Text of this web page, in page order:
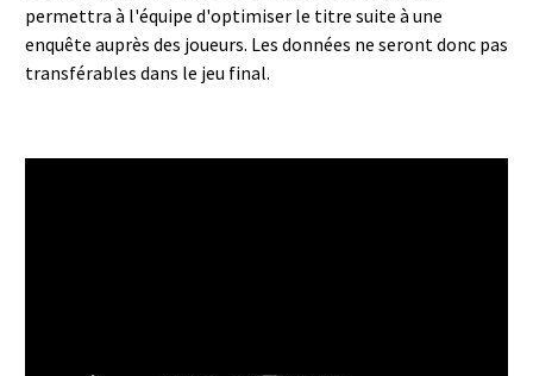
permettra à l'équipe d'optimiser le titre suite à une
enquête auprès des joueurs. Les données ne seront donc pas
transférables dans le jeu final.